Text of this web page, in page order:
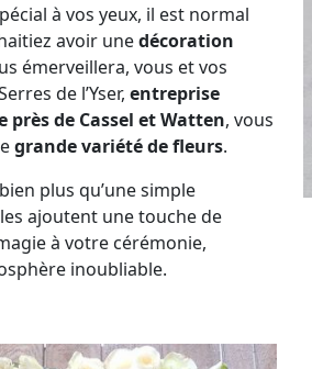
à vos yeux, il est normal
avoir unedécoration
émerveillera, vous et vos
de l’Yser, entreprise
près de Cassel et Watten, vous
grande variété de fleurs.
plus qu’une simple
ajoutent une touche de
à votre cérémonie,
inoubliable.